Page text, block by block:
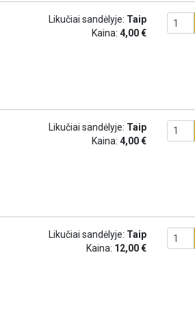
Likučiai sandėlyje: Taip
Kaina: 4,00 €
Likučiai sandėlyje: Taip
Kaina: 4,00 €
Likučiai sandėlyje: Taip
Kaina: 12,00 €